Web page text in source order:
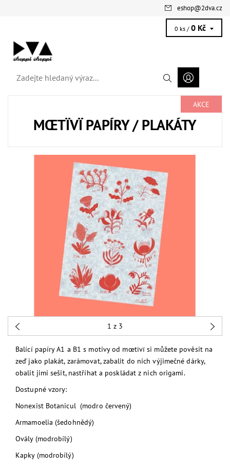
eshop@2dva.cz
0 ks / 0 Kč
AKCE
MŒTÏVÏ PAPÍRY / PLAKÁTY
1 z 3
Balící papíry A1 a B1 s motivy od mœtïvï si můžete pověsit na
zeď jako plakát, zarámovat, zabalit do nich výjimečné dárky,
obalit jimi sešit, nastříhat a poskládat z nich origami.
Dostupné vzory:
Nonexist Botanicul (modro červený)
Armamoelia (šedohnědý)
Ovály (modrobílý)
Kapky (modrobílý)